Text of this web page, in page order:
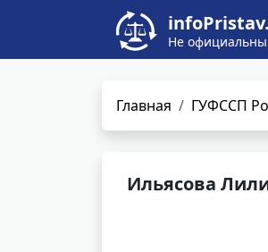
Не
Главная ГУФССП
Ильясова